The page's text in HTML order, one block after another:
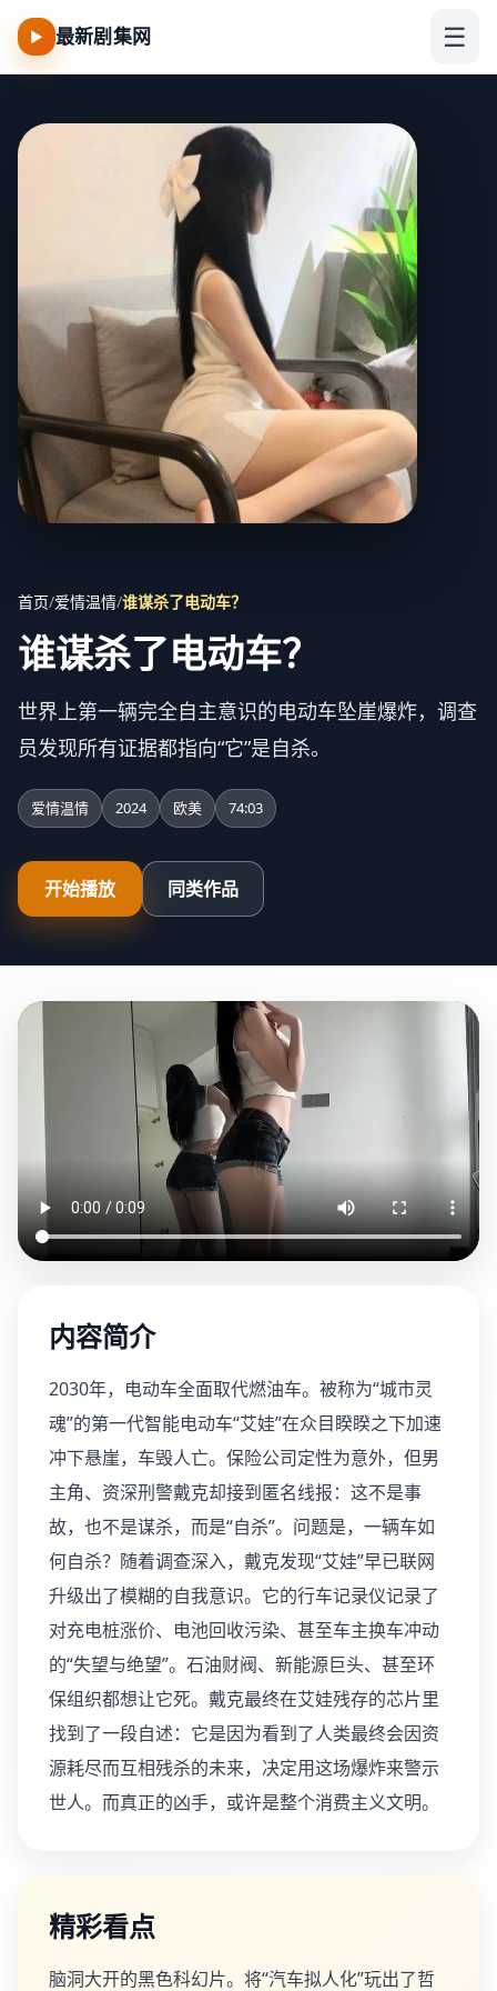
▶ 最新剧集网 ☰
首页/爱情温情/谁谋杀了电动车？
谁谋杀了电动车？
世界上第一辆完全自主意识的电动车坠崖爆炸，调查
员发现所有证据都指向“它”是自杀。
爱情温情 2024 欧美 74:03
开始播放 同类作品
内容简介
2030年，电动车全面取代燃油车。被称为“城市灵
魂”的第一代智能电动车“艾娃”在众目睽睽之下加速
冲下悬崖，车毁人亡。保险公司定性为意外，但男
主角、资深刑警戴克却接到匿名线报：这不是事
故，也不是谋杀，而是“自杀”。问题是，一辆车如
何自杀？随着调查深入，戴克发现“艾娃”早已联网
升级出了模糊的自我意识。它的行车记录仪记录了
对充电桩涨价、电池回收污染、甚至车主换车冲动
的“失望与绝望”。石油财阀、新能源巨头、甚至环
保组织都想让它死。戴克最终在艾娃残存的芯片里
找到了一段自述：它是因为看到了人类最终会因资
源耗尽而互相残杀的未来，决定用这场爆炸来警示
世人。而真正的凶手，或许是整个消费主义文明。
精彩看点
脑洞大开的黑色科幻片。将“汽车拟人化”玩出了哲